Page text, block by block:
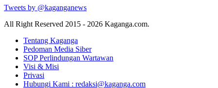
Tweets by @kaganganews
All Right Reserved 2015 - 2026 Kaganga.com.
Tentang Kaganga
Pedoman Media Siber
SOP Perlindungan Wartawan
Visi & Misi
Privasi
Hubungi Kami : redaksi@kaganga.com